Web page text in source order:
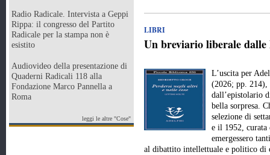
Radio Radicale. Intervista a Geppi
Rippa: il congresso del Partito
Radicale per la stampa non è
esistito
Audiovideo della presentazione di
Quaderni Radicali 118 alla
Fondazione Marco Pannella a
Roma
leggi le altre "Cose"
LIBRI
Un breviario liberale dalle
L’uscita per
(2026; pp. 214),
dall’epistolario
bella sorpresa.
selezione di
e il 1952, curata
emergessero
al dibattito intellettuale e politico di